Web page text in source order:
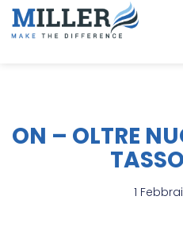
ON – OLTRE
1